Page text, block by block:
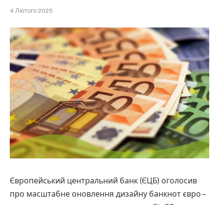
4 Лютого 2025
Європейський центральний банк (ЄЦБ) оголосив
про масштабне оновлення дизайну банкнот євро –